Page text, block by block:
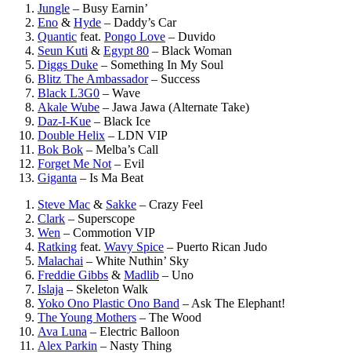
Jungle – Busy Earnin’
Eno & Hyde – Daddy’s Car
Quantic feat. Pongo Love – Duvido
Seun Kuti & Egypt 80 – Black Woman
Diggs Duke – Something In My Soul
Blitz The Ambassador– Success
Black L3G0 – Wave
Akale Wube – Jawa Jawa (Alternate Take)
Daz-I-Kue – Black Ice
Double Helix – LDN VIP
Bok Bok – Melba’s Call
Forget Me Not – Evil
Giganta – Is Ma Beat
Steve Mac & Sakke – Crazy Feel
Clark – Superscope
Wen – Commotion VIP
Ratking feat. Wavy Spice – Puerto Rican Judo
Malachai – White Nuthin’ Sky
Freddie Gibbs & Madlib – Uno
Islaja – Skeleton Walk
Yoko Ono Plastic Ono Band – Ask The Elephant!
The Young Mothers – The Wood
Ava Luna – Electric Balloon
Alex Parkin – Nasty Thing